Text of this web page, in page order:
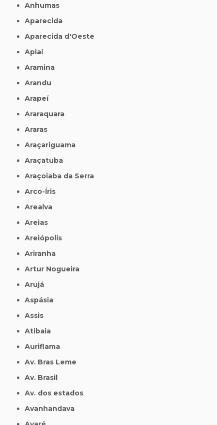
Anhumas
Aparecida
Aparecida d'Oeste
Apiaí
Aramina
Arandu
Arapeí
Araraquara
Araras
Araçariguama
Araçatuba
Araçoiaba da Serra
Arco-Íris
Arealva
Areias
Areiópolis
Ariranha
Artur Nogueira
Arujá
Aspásia
Assis
Atibaia
Auriflama
Av. Bras Leme
Av. Brasil
Av. dos estados
Avanhandava